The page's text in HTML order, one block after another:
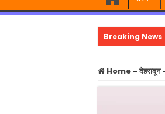
Breaking News
Home - देहरादून